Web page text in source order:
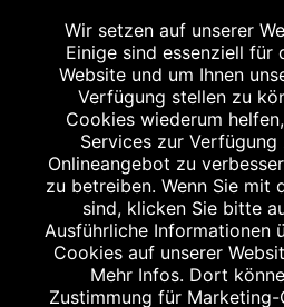
Abgabe in haushaltsüblichen Mengen,
und Satzfehler keine Haftung.
Zu Risiken und Nebenwirkungen lesen Sie
Sie Ihren Arzt oder Apotheker.
Angabe nach der deutschen
(AEP). Der AEP ist keine unverbindliche
AEP ist ein von den Apotheken in Ansatz
Arzneimittel. Er entspricht in der Höhe dem
Abgabepreis, zu dem eine Apotheke in
unter 12 Jahren) das Produkt mit der
Wir setzen auf unserer
Einige sind essenziell für
Website und um Ihnen
Verfügung stellen zu
Cookies wiederum
Services zur Verfügung
Onlineangebot zu
zu betreiben. Wenn Sie mit
sind, klicken Sie bitte
Ausführliche Informationen
Cookies auf unserer
Mehr Infos. Dort
Zustimmung für